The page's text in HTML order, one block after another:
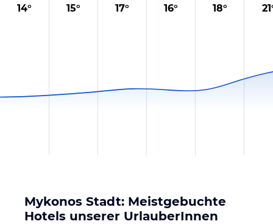
14° 15° 17° 16° 18° 21
Mykonos Stadt: Meistgebuchte
Hotels unserer UrlauberInnen